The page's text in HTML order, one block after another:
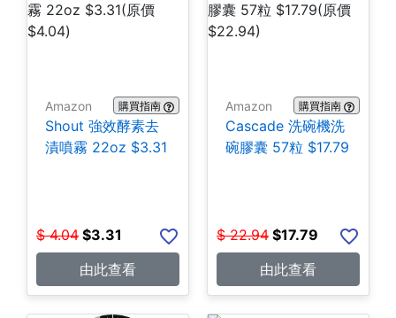
Amazon 購買指南
Shout 強效酵素去
漬噴霧 22oz $3.31
$ 4.04 $3.31
由此查看
Amazon 購買指南
Cascade 洗碗機洗
碗膠囊 57粒 $17.79
$ 22.94 $17.79
由此查看